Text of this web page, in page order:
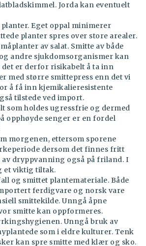
Jorda kan eventuelt
Eget oppal minimerer
planter spres over store arealer.
av salat. Smitte av både
andre sjukdomsorganismer kan
er derfor risikabelt å ta inn
med større smittepress enn det vi
å få inn kjemikalieresistente
tilstede ved import.
som holdes ugressfrie og dermed
opphøyde senger er en fordel
morgenen, ettersom sporene
dersom det finnes fritt
dryppvanning også på friland. I
et viktig tiltak.
og smittet plantemateriale. Både
ferdigvare og norsk vare
smittekilde. Unngå åpne
smitte kan oppformeres.
Unngå bruk av
som i eldre kulturer. Tenk
kan spre smitte med klær og sko.